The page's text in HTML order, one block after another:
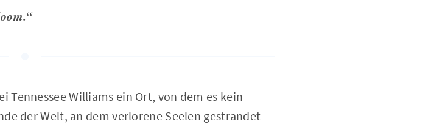
Tennessee Williams ein Ort, von dem es kein
der Welt, an dem verlorene Seelen gestrandet